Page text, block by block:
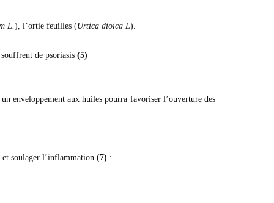
L.), l’ortie feuilles (Urtica dioica L).
de psoriasis (5)
enveloppement aux huiles pourra favoriser l’ouverture des
soulager l’inflammation (7) :